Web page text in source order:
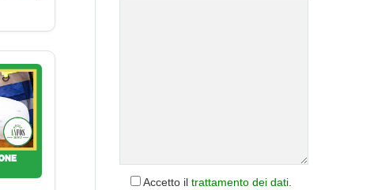
Accetto il trattamento dei dati